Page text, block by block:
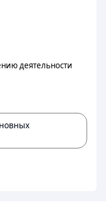
деятельности